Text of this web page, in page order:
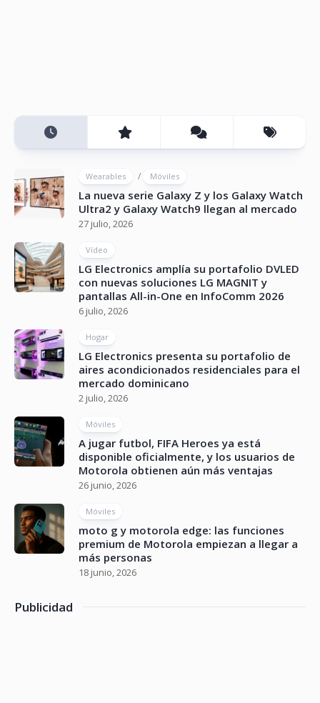
Wearables / Móviles
La nueva serie Galaxy Z y los Galaxy Watch
Ultra2 y Galaxy Watch9 llegan al mercado
27 julio, 2026
Vídeo
LG Electronics amplía su portafolio DVLED
con nuevas soluciones LG MAGNIT y
pantallas All-in-One en InfoComm 2026
6 julio, 2026
Hogar
LG Electronics presenta su portafolio de
aires acondicionados residenciales para el
mercado dominicano
2 julio, 2026
Móviles
A jugar futbol, FIFA Heroes ya está
disponible oficialmente, y los usuarios de
Motorola obtienen aún más ventajas
26 junio, 2026
Móviles
moto g y motorola edge: las funciones
premium de Motorola empiezan a llegar a
más personas
18 junio, 2026
Publicidad